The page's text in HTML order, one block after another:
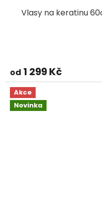
Vlasy na keratinu
od 1 299 Kč
Akce
Novinka